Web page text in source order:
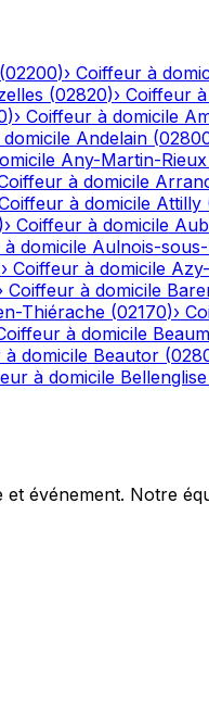
(02200)› Coiffeur à
(02820)› Coiffeur
)› Coiffeur à domicile
Andelain (
Any-Martin-Rieux
à domicile
à domicile Attilly
)› Coiffeur à domicile
domicile Aulnois-
› Coiffeur à domicile
Coiffeur à domicile
Thiérache (02170)›
à domicile
domicile Beautor (
à domicile Bellenglise
événement. Notre